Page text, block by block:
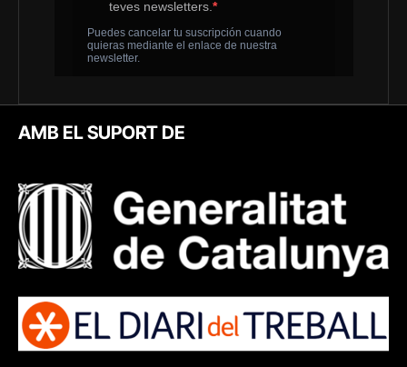
AMB EL SUPORT DE